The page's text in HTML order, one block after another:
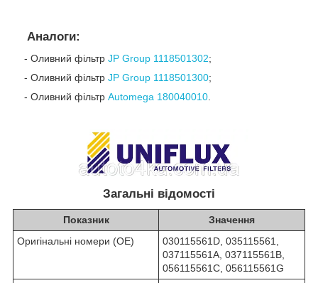
Аналоги:
- Оливний фільтр JP Group 1118501302;
- Оливний фільтр JP Group 1118501300;
- Оливний фільтр Automega 180040010
Загальні відомості
Показник
Значення
Оригінальні номери (OE)
030115561D, 035115561,
037115561A, 037115561B,
056115561C, 056115561G